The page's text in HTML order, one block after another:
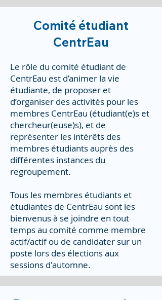
Comité étudiant
CentrEau
Le rôle du comité étudiant de
CentrEau est d’animer la vie
étudiante, de proposer et
d’organiser des activités pour les
membres CentrEau (étudiant(e)s et
chercheur(euse)s), et de
représenter les intérêts des
membres étudiants auprès des
différentes instances du
regroupement.
Tous les membres étudiants et
étudiantes de CentrEau sont les
bienvenus à se joindre en tout
temps au comité comme membre
actif/actif ou de candidater sur un
poste lors des élections aux
sessions d'automne.